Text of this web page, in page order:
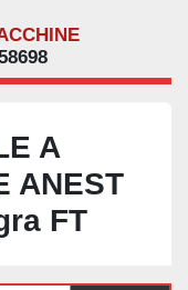
A
ANEST
FT